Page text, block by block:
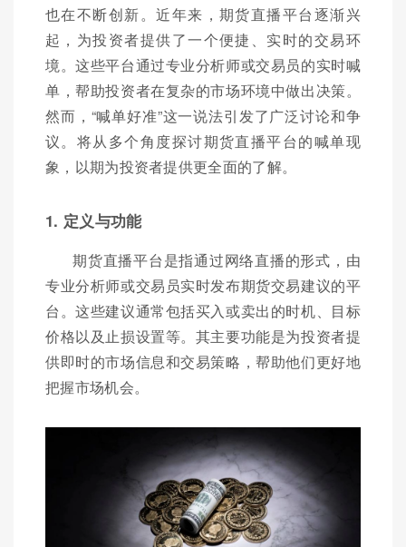
也在不断创新。近年来，期货直播平台逐渐兴
起，为投资者提供了一个便捷、实时的交易环
境。这些平台通过专业分析师或交易员的实时喊
单，帮助投资者在复杂的市场环境中做出决策。
然而，“喊单好准”这一说法引发了广泛讨论和争
议。将从多个角度探讨期货直播平台的喊单现
象，以期为投资者提供更全面的了解。
1. 定义与功能
期货直播平台是指通过网络直播的形式，由
专业分析师或交易员实时发布期货交易建议的平
台。这些建议通常包括买入或卖出的时机、目标
价格以及止损设置等。其主要功能是为投资者提
供即时的市场信息和交易策略，帮助他们更好地
把握市场机会。